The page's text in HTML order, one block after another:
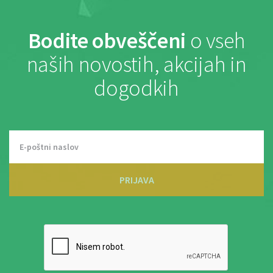
Bodite obveščeni o vseh
naših novostih, akcijah in
dogodkih
PRIJAVA